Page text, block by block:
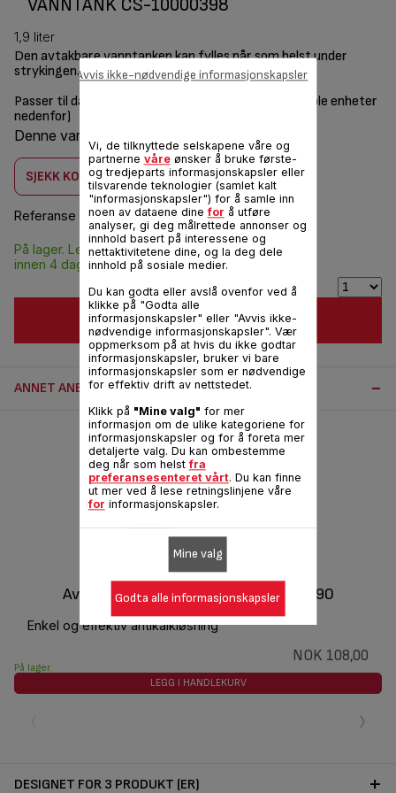
VANNTANK CS-10000398
1,9 liter
Den avtakbare vanntanken kan fylles når som helst under
strykingen.
Passer til dampgeneratoren (se listen over kompatible enheter
nedenfor)
Denne varen er kompatibel med
SJEKK KOMPATIBILITET
Referanse : CS-10000398
NOK 288,00
På lager. Leveres
innen 4 dager.
LEGG I HANDLEKURV
ANNET ANBEFALT TILBEHØR:
Avtakbar kalkoppsamler CS-00144190
Enkel og effektiv antikalkløsning
NOK 108,00
På lager.
LEGG I HANDLEKURV
›
DESIGNET FOR 3 PRODUKT (ER)
Vi, de tilknyttede selskapene våre og
partnerne våreønsker å bruke første-
og tredjeparts informasjonskapsler eller
tilsvarende teknologier (samlet kalt
"informasjonskapsler") for å samle inn
noen av dataene dinefor å utføre
analyser, gi deg målrettede annonser og
innhold basert på interessene og
nettaktivitetene dine, og la deg dele
innhold på sosiale medier.
Du kan godta eller avslå ovenfor ved å
klikke på "Godta alle
informasjonskapsler" eller "Avvis ikke-
nødvendige informasjonskapsler". Vær
oppmerksom på at hvis du ikke godtar
informasjonskapsler, bruker vi bare
informasjonskapsler som er nødvendige
for effektiv drift av nettstedet.
Klikk på "Mine valg" for mer
informasjon om de ulike kategoriene for
informasjonskapsler og for å foreta mer
detaljerte valg. Du kan ombestemme
deg når som helstfra
preferansesenteret vårt. Du kan finne
ut mer ved å lese retningslinjene våre
for informasjonskapsler.
Avvis ikke-nødvendige informasjonskapsler
Mine valg
Godta alle informasjonskapsler